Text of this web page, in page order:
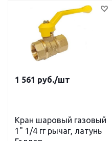
1 561 руб./шт
Кран шаровый газовый
1" 1/4 гг рычаг, латунь